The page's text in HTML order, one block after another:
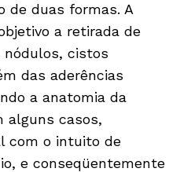
de duas formas. A
a retirada de
cistos
das aderências
a anatomia da
alguns casos,
com o intuito de
e conseqüentemente